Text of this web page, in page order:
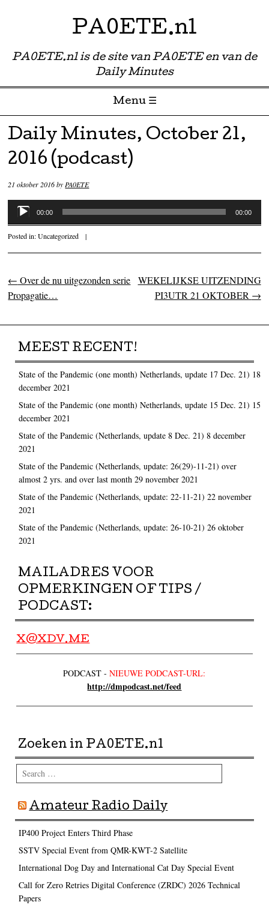
PA0ETE.nl
PA0ETE.nl is de site van PA0ETE en van de
Daily Minutes
Menu ☰
Skip to content
Daily Minutes, October 21,
2016 (podcast)
21 oktober 2016byPA0ETE
Audiospeler
00:00 00:00
Posted in:Uncategorized |
Post navigation
← Over de nu uitgezonden serie
Propagatie…
WEKELIJKSE UITZENDING
PI3UTR 21 OKTOBER →
MEEST RECENT!
State of the Pandemic (one month) Netherlands, update 17 Dec. 21) 18
december 2021
State of the Pandemic (one month) Netherlands, update 15 Dec. 21) 15
december 2021
State of the Pandemic (Netherlands, update 8 Dec. 21) 8 december
2021
State of the Pandemic (Netherlands, update: 26(29)-11-21) over
almost 2 yrs. and over last month 29 november 2021
State of the Pandemic (Netherlands, update: 22-11-21) 22 november
2021
State of the Pandemic (Netherlands, update: 26-10-21) 26 oktober
2021
MAILADRES VOOR
OPMERKINGEN OF TIPS /
PODCAST:
X@XDV.ME
PODCAST -NIEUWE PODCAST-URL:
http://dmpodcast.net/feed
Zoeken in PA0ETE.nl
Search
Amateur Radio Daily
IP400 Project Enters Third Phase
SSTV Special Event from QMR-KWT-2 Satellite
International Dog Day and International Cat Day Special Event
Call for Zero Retries Digital Conference (ZRDC) 2026 Technical
Papers